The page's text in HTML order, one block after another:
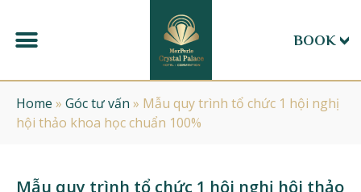
BOOK
Home » Góc tư vấn » Mẫu quy trình tổ chức 1 hội nghị
hội thảo khoa học chuẩn 100%
Mẫu quy trình tổ chức 1 hội nghị hội thảo